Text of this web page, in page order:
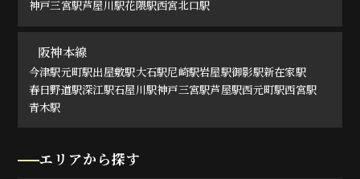
神戸三宮駅芦屋川駅花隈駅西宮北口駅
阪神本線
今津駅元町駅出屋敷駅大石駅尼崎駅岩屋駅御影駅新在家駅
春日野道駅深江駅石屋川駅神戸三宮駅芦屋駅西元町駅西宮駅
青木駅
エリアから探す